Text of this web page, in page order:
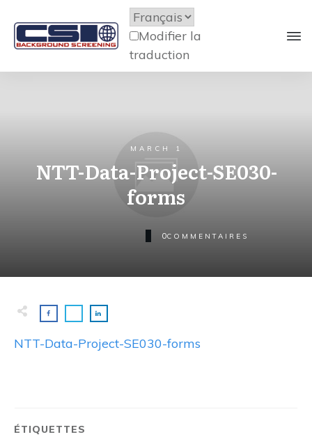
Modifier la
traduction
MARCH 1
NTT-Data-Project-SE030-
forms
0COMMENTAIRES
NTT-Data-Project-SE030-forms
ÉTIQUETTES